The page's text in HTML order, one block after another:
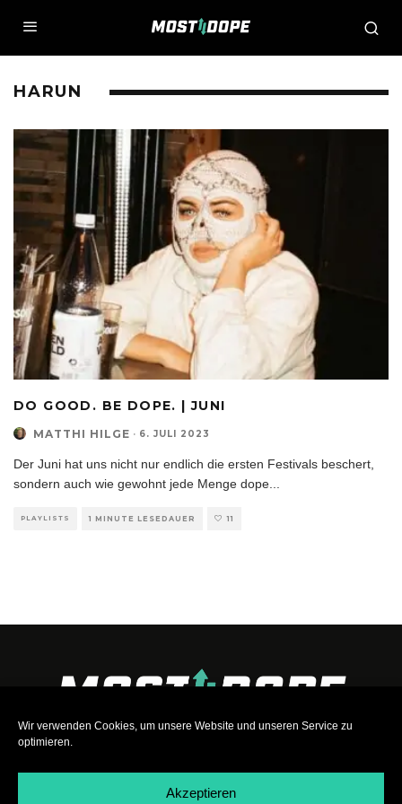
Wir verwenden Cookies, um unsere Website und unseren Service zu
optimieren.
Akzeptieren
HARUN
DO GOOD. BE DOPE. | JUNI
MATTHI HILGE · 6. JULI 2023
Der Juni hat uns nicht nur endlich die ersten Festivals beschert,
sondern auch wie gewohnt jede Menge dope
PLAYLISTS 1 MINUTE LESEDAUER 11